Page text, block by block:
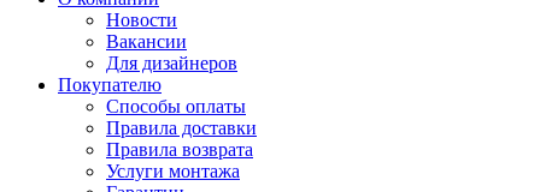
Новости
Вакансии
Для дизайнеров
Покупателю
Способы оплаты
Правила доставки
Правила возврата
Услуги монтажа